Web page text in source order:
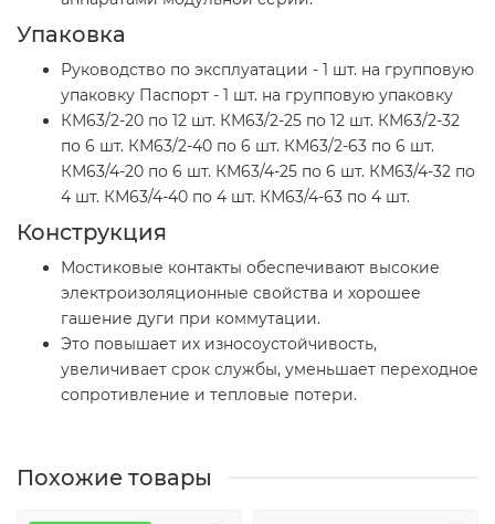
Упаковка
Руководство по эксплуатации - 1 шт. на групповую
упаковку Паспорт - 1 шт. на групповую упаковку
КМ63/2-20 по 12 шт. КМ63/2-25 по 12 шт. КМ63/2-32
по 6 шт. КМ63/2-40 по 6 шт. КМ63/2-63 по 6 шт.
КМ63/4-20 по 6 шт. КМ63/4-25 по 6 шт. КМ63/4-32 по
4 шт. КМ63/4-40 по 4 шт. КМ63/4-63 по 4 шт.
Конструкция
Мостиковые контакты обеспечивают высокие
электроизоляционные свойства и хорошее
гашение дуги при коммутации.
Это повышает их износоустойчивость,
увеличивает срок службы, уменьшает переходное
сопротивление и тепловые потери.
Похожие товары